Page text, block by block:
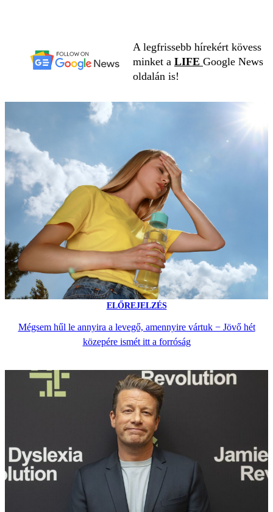
A legfrissebb hírekért kövess
minket a LIFE Google News
oldalán is!
ELŐREJELZÉS
Mégsem hűl le annyira a levegő, amennyire vártuk − Jövő hét
közepére ismét itt a forróság